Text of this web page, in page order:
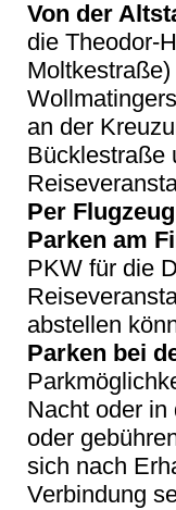
Von der
die Theodor-
an der
Bücklestraße
Per
Parken am
PKW für die
abstellen
Parken bei
Nacht oder in
oder
sich nach
Verbindung